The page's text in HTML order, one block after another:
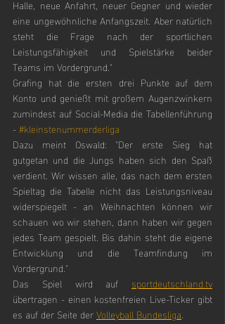
Halle, neue Anfahrt, neuer Gegner und wieder
eine ungewöhnliche Anfangszeit. Aber natürlich
steht die Frage nach der sportlichen
Leistungsfähigkeit und Spielstärke beider
Teams im Vordergrund."
Grafing hat die ersten drei Punkte auf dem
Konto und genießt mit großem Augenzwinkern
zumindest auf Social-Media die Tabellenführung
- #kleinstenummerderliga
Dazu meint Oswald: "Der erste Sieg hat
gutgetan und die Jungs haben sich den Spaß
verdient. Wir wissen alle, das nach dem ersten
Spieltag die Tabelle nicht das Leistungsniveau
widerspiegelt - an Weihnachten können wir
schauen wo wir stehen, dann haben wir gegen
jedes Team gespielt. Bis dahin steht die eigene
Entwicklung und die Teamfindung im
Vordergrund."
Das Spiel wird auf sportdeutschland.tv
übertragen - einen kostenfreien Live-Ticker gibt
es auf der Seite der Volleyball Bundesliga.